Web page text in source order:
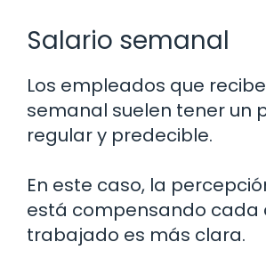
Salario semanal
Los empleados que
semanal suelen tener un
regular y predecible.
En este caso, la
está compensando cada
trabajado es más clara.